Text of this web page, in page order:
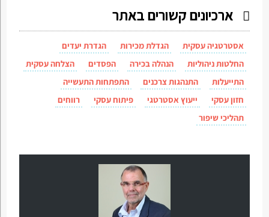
ארכיונים קשורים באתר
אסטרטגיה עסקית הגדלת מכירות
הגדרת יעדים
החלטות ניהוליות
הנהלה בכירה הפסדים
הצלחה עסקית
התייעלות
התנהגות צרכנים
התפתחות התעשייה
חזון עסקי
ייעוץ אסטרטגי פיתוח עסקי
רווחים
תהליכי שיפור